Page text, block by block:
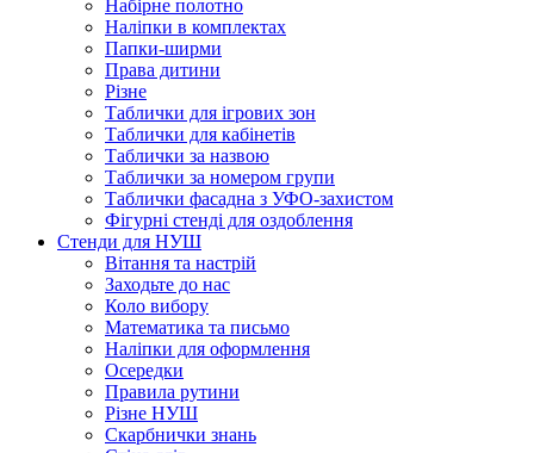
Набірне полотно
Наліпки в комплектах
Папки-ширми
Права дитини
Різне
Таблички для ігрових зон
Таблички для кабінетів
Таблички за назвою
Таблички за номером групи
Таблички фасадна з УФО-захистом
Фігурні стенді для оздоблення
Стенди для НУШ
Вітання та настрій
Заходьте до нас
Коло вибору
Математика та письмо
Наліпки для оформлення
Осередки
Правила рутини
Різне НУШ
Скарбнички знань